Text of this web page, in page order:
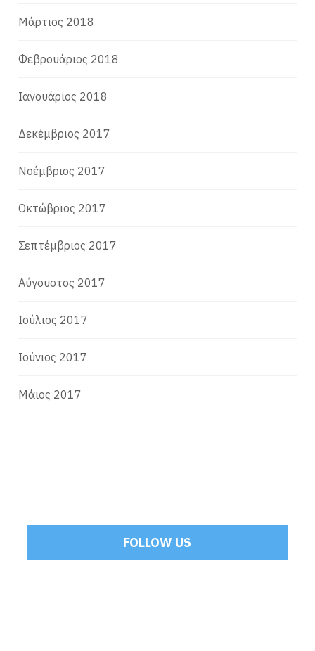
Μάρτιος 2018
Φεβρουάριος 2018
Ιανουάριος 2018
Δεκέμβριος 2017
Νοέμβριος 2017
Οκτώβριος 2017
Σεπτέμβριος 2017
Αύγουστος 2017
Ιούλιος 2017
Ιούνιος 2017
Μάιος 2017
FOLLOW US